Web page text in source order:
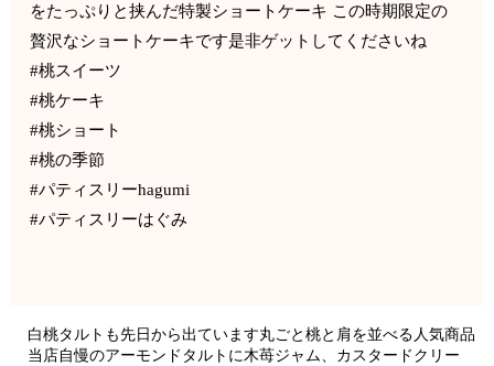
をたっぷりと挟んだ特製ショートケーキ この時期限定の
贅沢なショートケーキです是非ゲットしてくださいね
#桃スイーツ
#桃ケーキ
#桃ショート
#桃の季節
#パティスリーhagumi
#パティスリーはぐみ
白桃タルトも先日から出ています丸ごと桃と肩を並べる人気商品
当店自慢のアーモンドタルトに木苺ジャム、カスタードクリー